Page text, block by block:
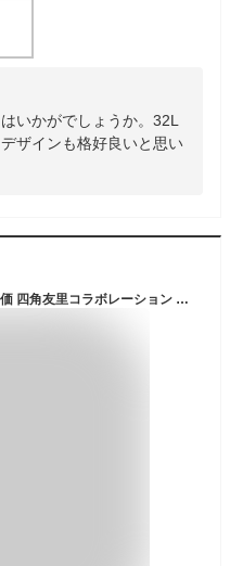
いかがでしょうか。32L
ザインも格好良いと思い
即納可☆【Marmot】マーモット 超特価 四角友里コラボレーション ボアコートカーディガン レディース アウトドア TOWSJL44YY